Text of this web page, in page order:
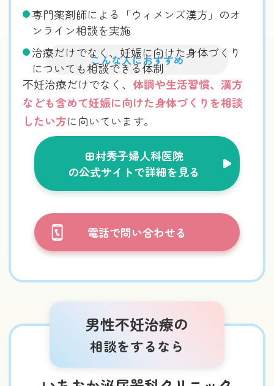
専門薬剤師による「ウィメンズ漢方」のオ
ンライン相談を実施
治療だけでなく、妊娠に向けた身体づくり
についても相談できる体制
こんな人におすすめ
不妊治療だけでなく、体調や生活習慣、漢方
なども含めて妊娠に向けた身体づくりを相談
したい方に向いています。
田村秀子婦人科医院
の公式サイトで詳細を見る
電話で問い合わせる
男性不妊治療の
相談をするなら